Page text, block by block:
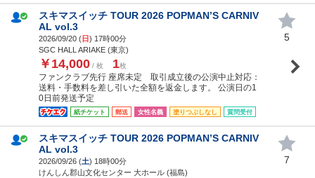
スキマスイッチ TOUR 2026 POPMAN’S CARNIV
AL vol.3
2026/09/20 (日) 17時00分
SGC HALL ARIAKE (東京)
￥14,000 / 枚 1枚
ファンクラブ先行 座席未定 取引成立後の公演中止対応：
送料・手数料を差し引いた全額を返金します。 公演日の1
0日前発送予定
紙チケット 郵送 女性名義 塗りつぶしなし 質問受付
5
スキマスイッチ TOUR 2026 POPMAN’S CARNIV
AL vol.3
2026/09/26 (土) 18時00分
けんしん郡山文化センター 大ホール (福島)
7